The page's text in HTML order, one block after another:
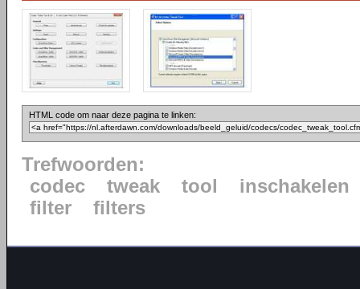
HTML code om naar deze pagina te linken:
Trefwoorden:
codec
tweak tool
inschakelen
filter
filters